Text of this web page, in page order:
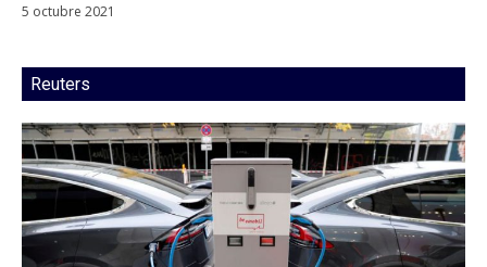
5 octubre 2021
Reuters